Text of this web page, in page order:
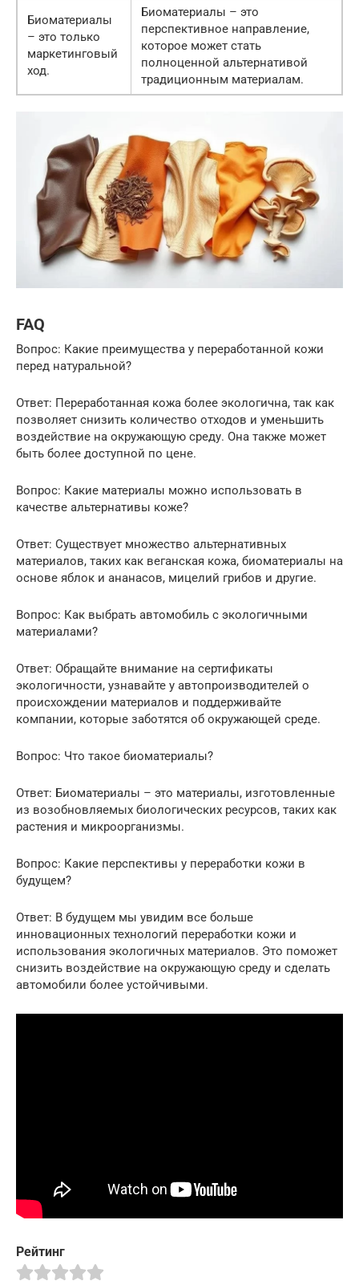
Биоматериалы
– это только
маркетинговый
ход.
Биоматериалы – это
перспективное направление,
которое может стать
полноценной альтернативой
традиционным материалам.
FAQ
Вопрос: Какие преимущества у переработанной кожи
перед натуральной?
Ответ: Переработанная кожа более экологична, так как
позволяет снизить количество отходов и уменьшить
воздействие на окружающую среду. Она также может
быть более доступной по цене.
Вопрос: Какие материалы можно использовать в
качестве альтернативы коже?
Ответ: Существует множество альтернативных
материалов, таких как веганская кожа, биоматериалы на
основе яблок и ананасов, мицелий грибов и другие.
Вопрос: Как выбрать автомобиль с экологичными
материалами?
Ответ: Обращайте внимание на сертификаты
экологичности, узнавайте у автопроизводителей о
происхождении материалов и поддерживайте
компании, которые заботятся об окружающей среде.
Вопрос: Что такое биоматериалы?
Ответ: Биоматериалы – это материалы, изготовленные
из возобновляемых биологических ресурсов, таких как
растения и микроорганизмы.
Вопрос: Какие перспективы у переработки кожи в
будущем?
Ответ: В будущем мы увидим все больше
инновационных технологий переработки кожи и
использования экологичных материалов. Это поможет
снизить воздействие на окружающую среду и сделать
автомобили более устойчивыми.
Рейтинг